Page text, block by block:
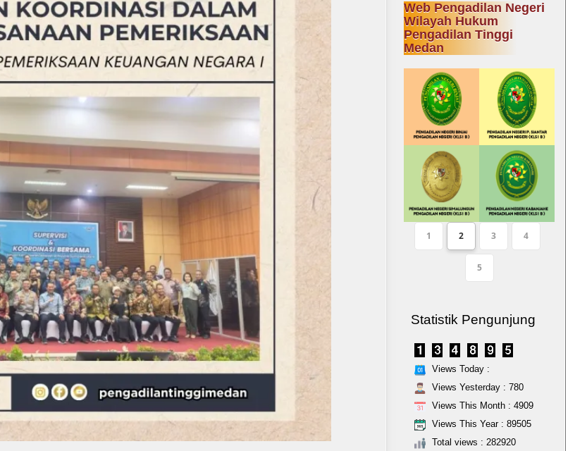
Web Pengadilan Negeri
Wilayah Hukum
Pengadilan Tinggi
Medan
1 2 3 4
5
Statistik Pengunjung
Views Today :
Views Yesterday : 780
Views This Month : 4909
Views This Year : 89505
Total views : 282920